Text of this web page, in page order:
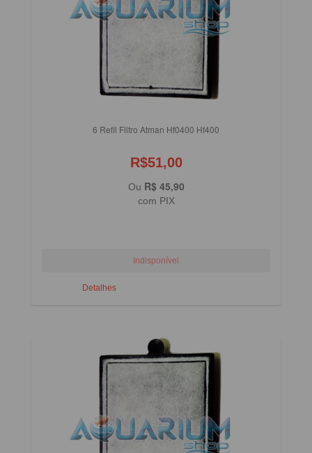
6 Refil Filtro Atman Hf0400 Hf400
R$51,00
Ou R$ 45,90
com PIX
Detalhes